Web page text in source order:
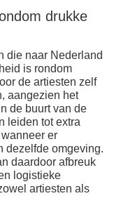
drukke
die naar Nederland
is rondom
de artiesten zelf
aangezien het
de buurt van de
leiden tot extra
er
dezelfde omgeving.
daardoor afbreuk
logistieke
artiesten als